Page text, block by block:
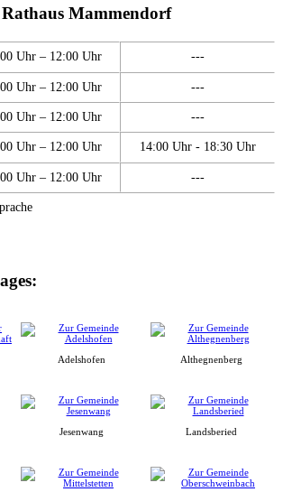
Mammendorf
Uhr – 12:00 Uhr ---
Uhr – 12:00 Uhr ---
Uhr – 12:00 Uhr ---
Uhr – 12:00 Uhr 14:00 Uhr - 18:30 Uhr
Uhr – 12:00 Uhr ---
Adelshofen Althegnenberg
Jesenwang Landsberied